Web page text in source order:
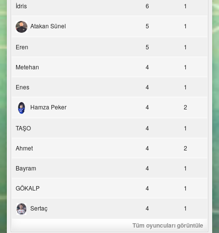
İdris 6 1
Atakan Sünel 5 1
Eren 5 1
Metehan 4 1
Enes 4 1
Hamza Peker 4 2
TAŞO 4 1
Ahmet 4 2
Bayram 4 1
GÖKALP 4 1
Sertaç 4 1
Tüm oyuncuları görüntüle